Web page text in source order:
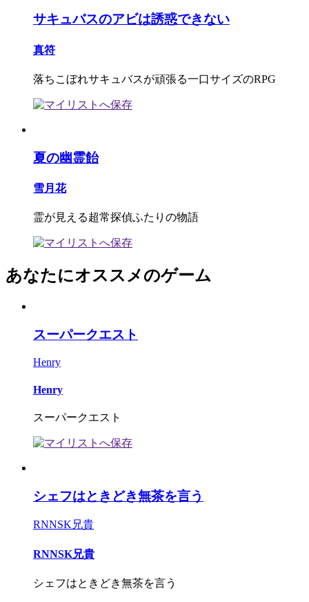
サキュバスのアビは誘惑できない
真符
落ちこぼれサキュバスが頑張る一口サイズのRPG
夏の幽霊飴
雪月花
霊が見える超常探偵ふたりの物語
あなたにオススメのゲーム
スーパークエスト
Henry
Henry
スーパークエスト
シェフはときどき無茶を言う
RNNSK兄貴
RNNSK兄貴
シェフはときどき無茶を言う